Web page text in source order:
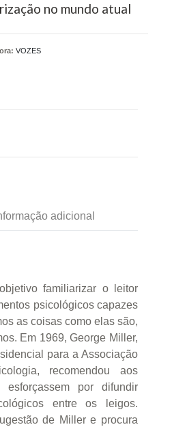
no mundo atual
VOZES
adicional
familiarizar o leitor
psicológicos capazes
as coisas como elas são,
Em 1969, George Miller,
para a Associação
recomendou aos
por difundir
entre os leigos.
de Miller e procura